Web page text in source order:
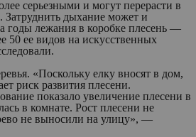
серьезными и могут перерасти в
дыхание может и
годы лежания в коробке плесень —
50 ее видов на искусственных
«Поскольку елку вносят в дом,
риск развития плесени.
показало увеличение плесени в
в комнате. Рост плесени не
не выносили на улицу», —